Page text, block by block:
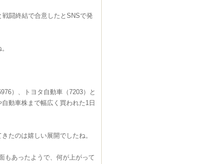
闘終結で合意したとSNSで発
）、トヨタ自動車（7203）と
動車株まで幅広く買われた1日
たのは嬉しい展開でしたね。
もあったようで、何が上がって